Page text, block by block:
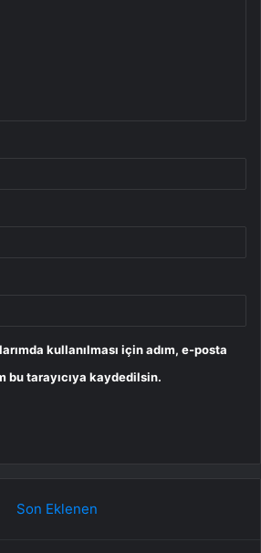
kullanılması için adım, e-posta
bu tarayıcıya kaydedilsin.
Son Eklenen